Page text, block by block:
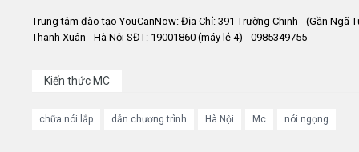
Trung tâm đào tạo YouCanNow: Địa Chỉ: 391 Trường Chinh - (Gần Ngã
Thanh Xuân - Hà Nội SĐT: 19001860 (máy lẻ 4) - 0985349755
Kiến thức MC
chữa nói lắp dẫn chương trình Hà Nội Mc nói ngọng